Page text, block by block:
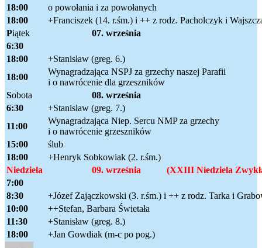
18:00
o powołania i za powołanych
18:00
+Franciszek (14. r.śm.) i ++ z rodz. Pacholczyk i
Piątek 07. września
6:30
18:00
+Stanisław (greg. 6.)
18:00
Wynagradzająca NSPJ za grzechy naszej Parafii
i o nawrócenie dla grzeszników
Sobota 08. września
6:30
+Stanisław (greg. 7.)
11:00
Wynagradzająca Niep. Sercu NMP za grzechy
i o nawrócenie grzeszników
15:00
ślub
18:00
+Henryk Sobkowiak (2. r.śm.)
Niedziela
09. września (XXIII Niedziela
7:00
8:30
+Józef Zajączkowski (3. r.śm.) i ++ z rodz. Tarka i
10:00
++Stefan, Barbara Świetała
11:30
+Stanisław (greg. 8.)
18:00
+Jan Gowdiak (m-c po pog.)